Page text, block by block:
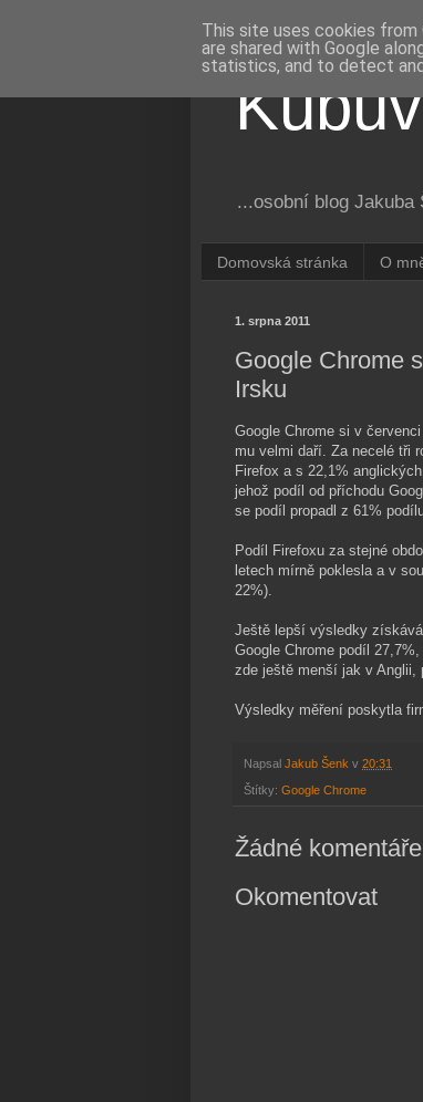
...osobní blog Jakuba
Domovská stránka O
1. srpna 2011
Google Chrome
Irsku
Google Chrome si v
mu velmi daří. Za necelé tři
Firefox a s 22,1%
jehož podíl od příchodu
se podíl propadl z 61%
Podíl Firefoxu za stejné
letech mírně poklesla a v
22%).
Ještě lepší výsledky
Google Chrome podíl
zde ještě menší jak v Anglii,
Výsledky měření poskytla
Napsal Jakub Šenk v 20:31
Štítky: Google Chrome
Žádné
Okomentovat
This site uses cookies from
are shared with Google
statistics, and to detect